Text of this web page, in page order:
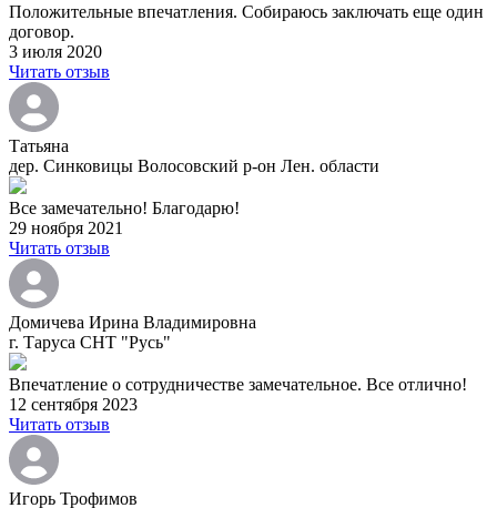
Положительные впечатления. Собираюсь заключать еще один
договор.
3 июля 2020
Читать отзыв
Татьяна
дер. Синковицы Волосовский р-он Лен. области
Все замечательно! Благодарю!
29 ноября 2021
Читать отзыв
Домичева Ирина Владимировна
г. Таруса СНТ "Русь"
Впечатление о сотрудничестве замечательное. Все отлично!
12 сентября 2023
Читать отзыв
Игорь Трофимов